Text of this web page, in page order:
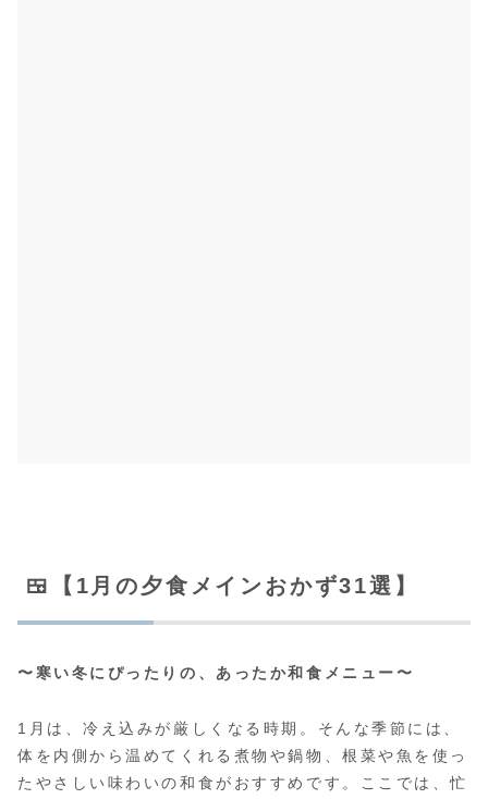
🍱【1月の夕食メインおかず31選】
〜寒い冬にぴったりの、あったか和食メニュー〜
1月は、冷え込みが厳しくなる時期。そんな季節には、
体を内側から温めてくれる煮物や鍋物、根菜や魚を使っ
たやさしい味わいの和食がおすすめです。ここでは、忙